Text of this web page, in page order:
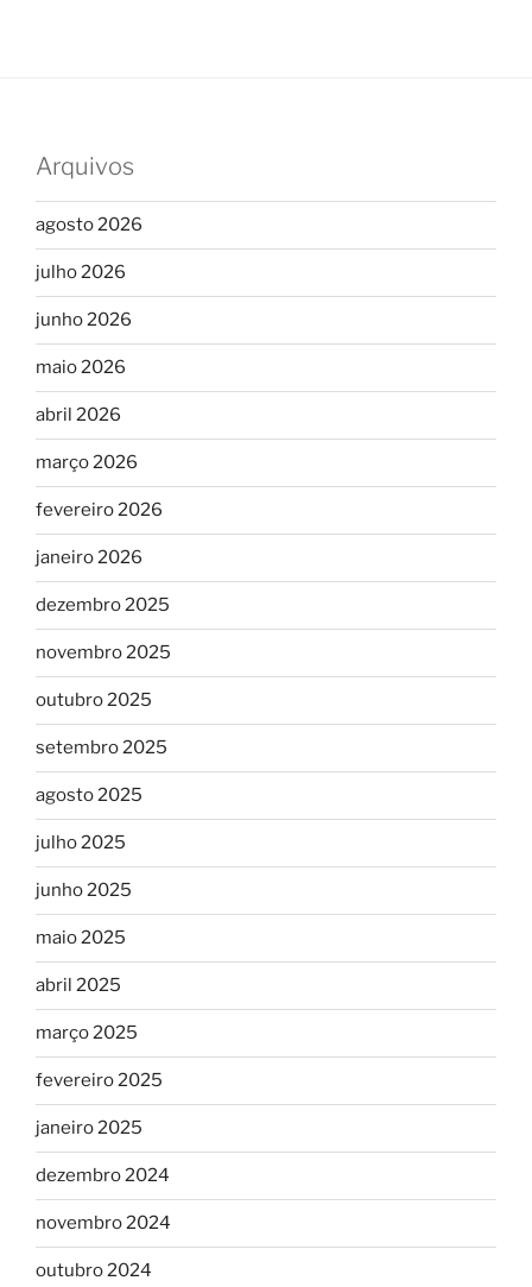
Arquivos
agosto 2026
julho 2026
junho 2026
maio 2026
abril 2026
março 2026
fevereiro 2026
janeiro 2026
dezembro 2025
novembro 2025
outubro 2025
setembro 2025
agosto 2025
julho 2025
junho 2025
maio 2025
abril 2025
março 2025
fevereiro 2025
janeiro 2025
dezembro 2024
novembro 2024
outubro 2024